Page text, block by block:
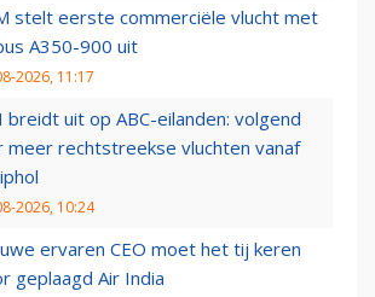
stelt eerste commerciële vlucht met
A350-900 uit
2026, 11:17
breidt uit op ABC-eilanden: volgend
meer rechtstreekse vluchten vanaf
2026, 10:24
ervaren CEO moet het tij keren
geplaagd Air India